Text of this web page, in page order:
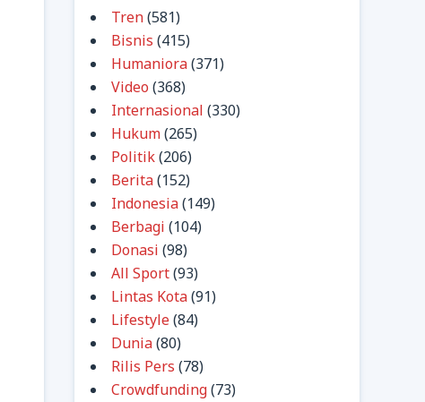
Tren(581)
Bisnis (415)
Humaniora(371)
Video (368)
Internasional (330)
Hukum(265)
Politik(206)
Berita(152)
Indonesia(149)
Berbagi (104)
Donasi (98)
All Sport(93)
Lintas Kota(91)
Lifestyle(84)
Dunia(80)
Rilis Pers (78)
Crowdfunding(73)